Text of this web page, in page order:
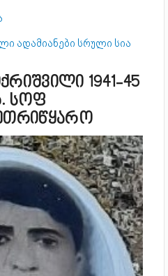
ადამიანები სრული სია
1941-45
სოფ